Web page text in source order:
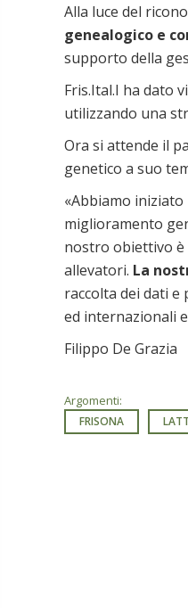
Alla luce del
genealogico e
supporto della
Fris.Ital.I ha dato
utilizzando una
Ora si attende il
genetico a suo
«Abbiamo
miglioramento
nostro obiettivo è
allevatori. La
raccolta dei dati
ed internazionali
Filippo De Grazia
Argomenti:
FRISONA